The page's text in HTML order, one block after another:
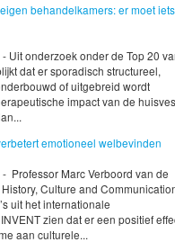
behandelkamers: er moet iets
Uit onderzoek onder de Top 20
dat er sporadisch structureel,
of uitgebreid wordt
impact van de
emotioneel welbevinden
Professor Marc Verboord van de
Culture and
uit het internationale
zien dat er een positief
aan culturele...